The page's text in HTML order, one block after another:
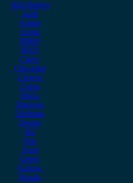
Alfa Romeo
Audi
Austin
Acura
BMW
BYD
Chery
Chevrolet
Citroen
Cupra
Dacia
Daewoo
Daihatsu
Dodge
DS
Fiat
Ford
Geely
Gonow
Honda